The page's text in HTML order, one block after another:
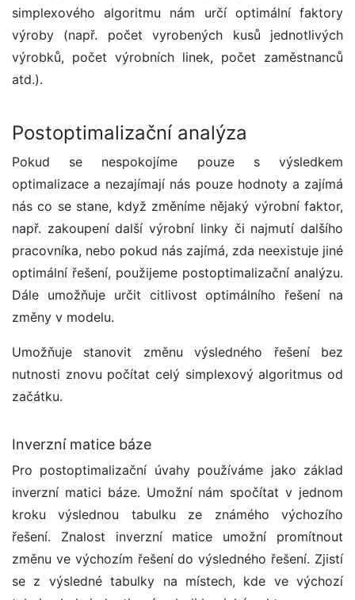
simplexového algoritmu nám určí optimální faktory
výroby (např. počet vyrobených kusů jednotlivých
výrobků, počet výrobních linek, počet zaměstnanců
atd.).
Postoptimalizační analýza
Pokud se nespokojíme pouze s výsledkem
optimalizace a nezajímají nás pouze hodnoty a zajímá
nás co se stane, když změníme nějaký výrobní faktor,
např. zakoupení další výrobní linky či najmutí dalšího
pracovníka, nebo pokud nás zajímá, zda neexistuje jiné
optimální řešení, použijeme postoptimalizační analýzu.
Dále umožňuje určit citlivost optimálního řešení na
změny v modelu.
Umožňuje stanovit změnu výsledného řešení bez
nutnosti znovu počítat celý simplexový algoritmus od
začátku.
Inverzní matice báze
Pro postoptimalizační úvahy používáme jako základ
inverzní matici báze. Umožní nám spočítat v jednom
kroku výslednou tabulku ze známého výchozího
řešení. Znalost inverzní matice umožní promítnout
změnu ve výchozím řešení do výsledného řešení. Zjistí
se z výsledné tabulky na místech, kde ve výchozí